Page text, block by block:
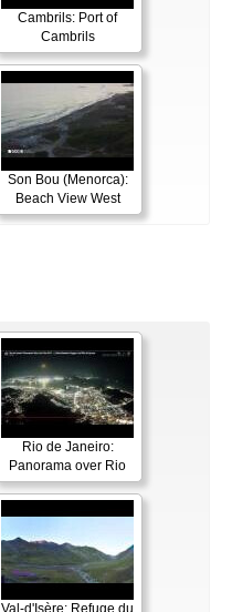
Cambrils: Port of
Cambrils
Son Bou (Menorca):
Beach View West
Rio de Janeiro:
Panorama over Rio